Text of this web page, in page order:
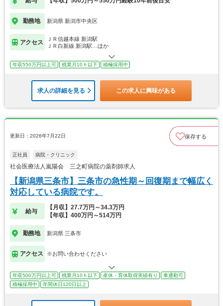
勤務地 新潟県 新潟市中央区
アクセス
ＪＲ信越本線 新潟駅
ＪＲ白新線 新潟駅…ほか
年収550万円以上可 残業月10ｈ以下 積極採用中
求人の詳細を見る この求人に興味がある
更新日：2026年7月22日 保存する
正社員 病院・クリニック
社会医療法人嵐陽会 三之町病院の薬剤師求人
【新潟県三条市】三条市の急性期～回復期まで幅広く
対応している病院です。
給与
【月収】27.7万円～34.3万円
【年収】400万円～514万円
勤務地 新潟県 三条市
アクセス ※お問い合わせください
年収500万円以上可 残業月10ｈ以下 産休・育休取得実績有り
車通勤可
積極採用中
年間休日120日以上